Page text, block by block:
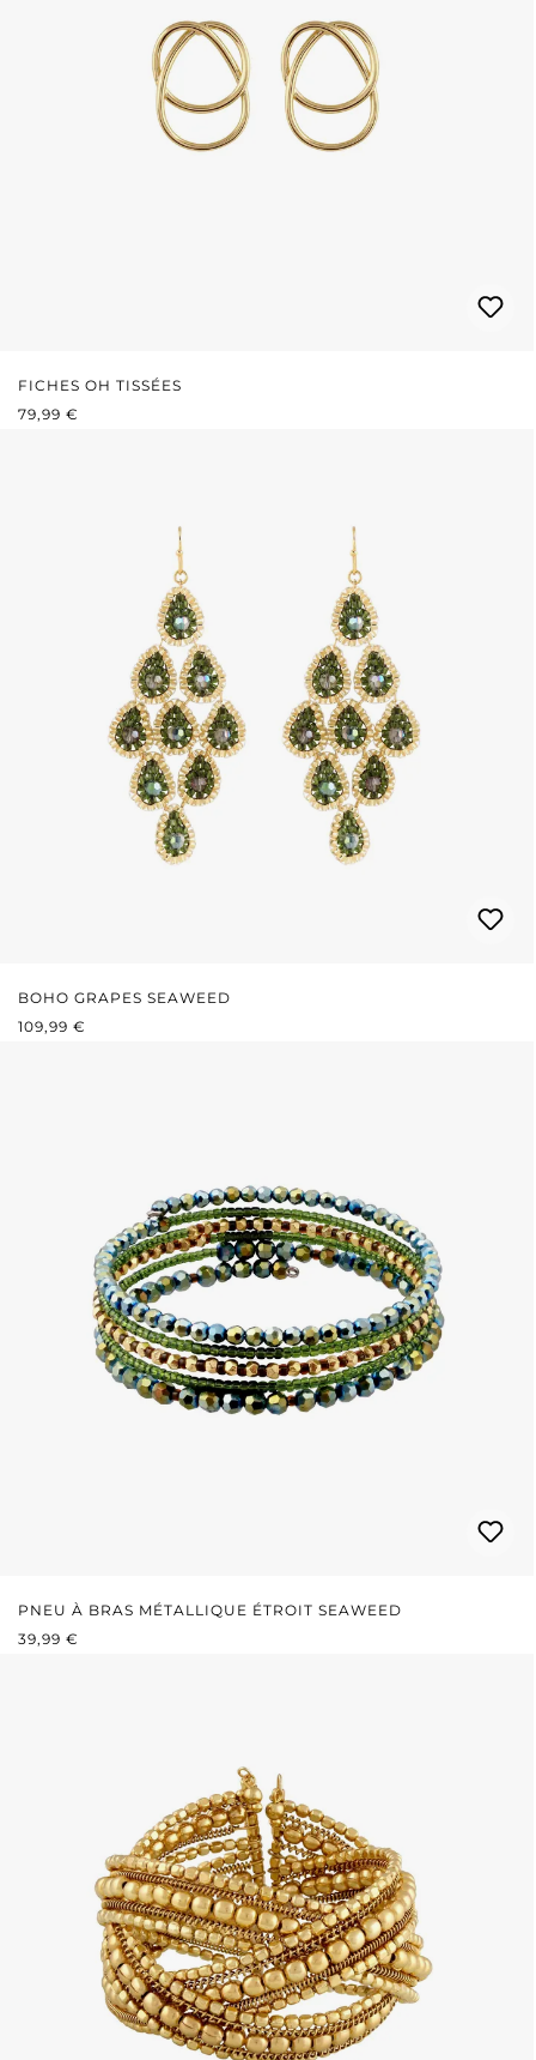
FICHES OH TISSÉES
PRIX RÉGULIER :
79,99 €
BOHO GRAPES SEAWEED
PRIX RÉGULIER :
109,99 €
PNEU À BRAS MÉTALLIQUE ÉTROIT SEAWEED
PRIX RÉGULIER :
39,99 €